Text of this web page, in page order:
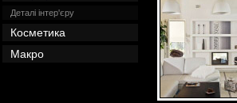
Деталі інтер'єру
Косметика
Макро